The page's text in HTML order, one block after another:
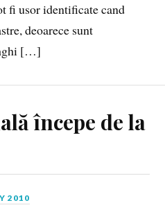
fi usor identificate cand
deoarece sunt
[…]
începe de la
2010